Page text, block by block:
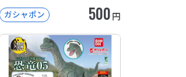
ガシャポン 500円